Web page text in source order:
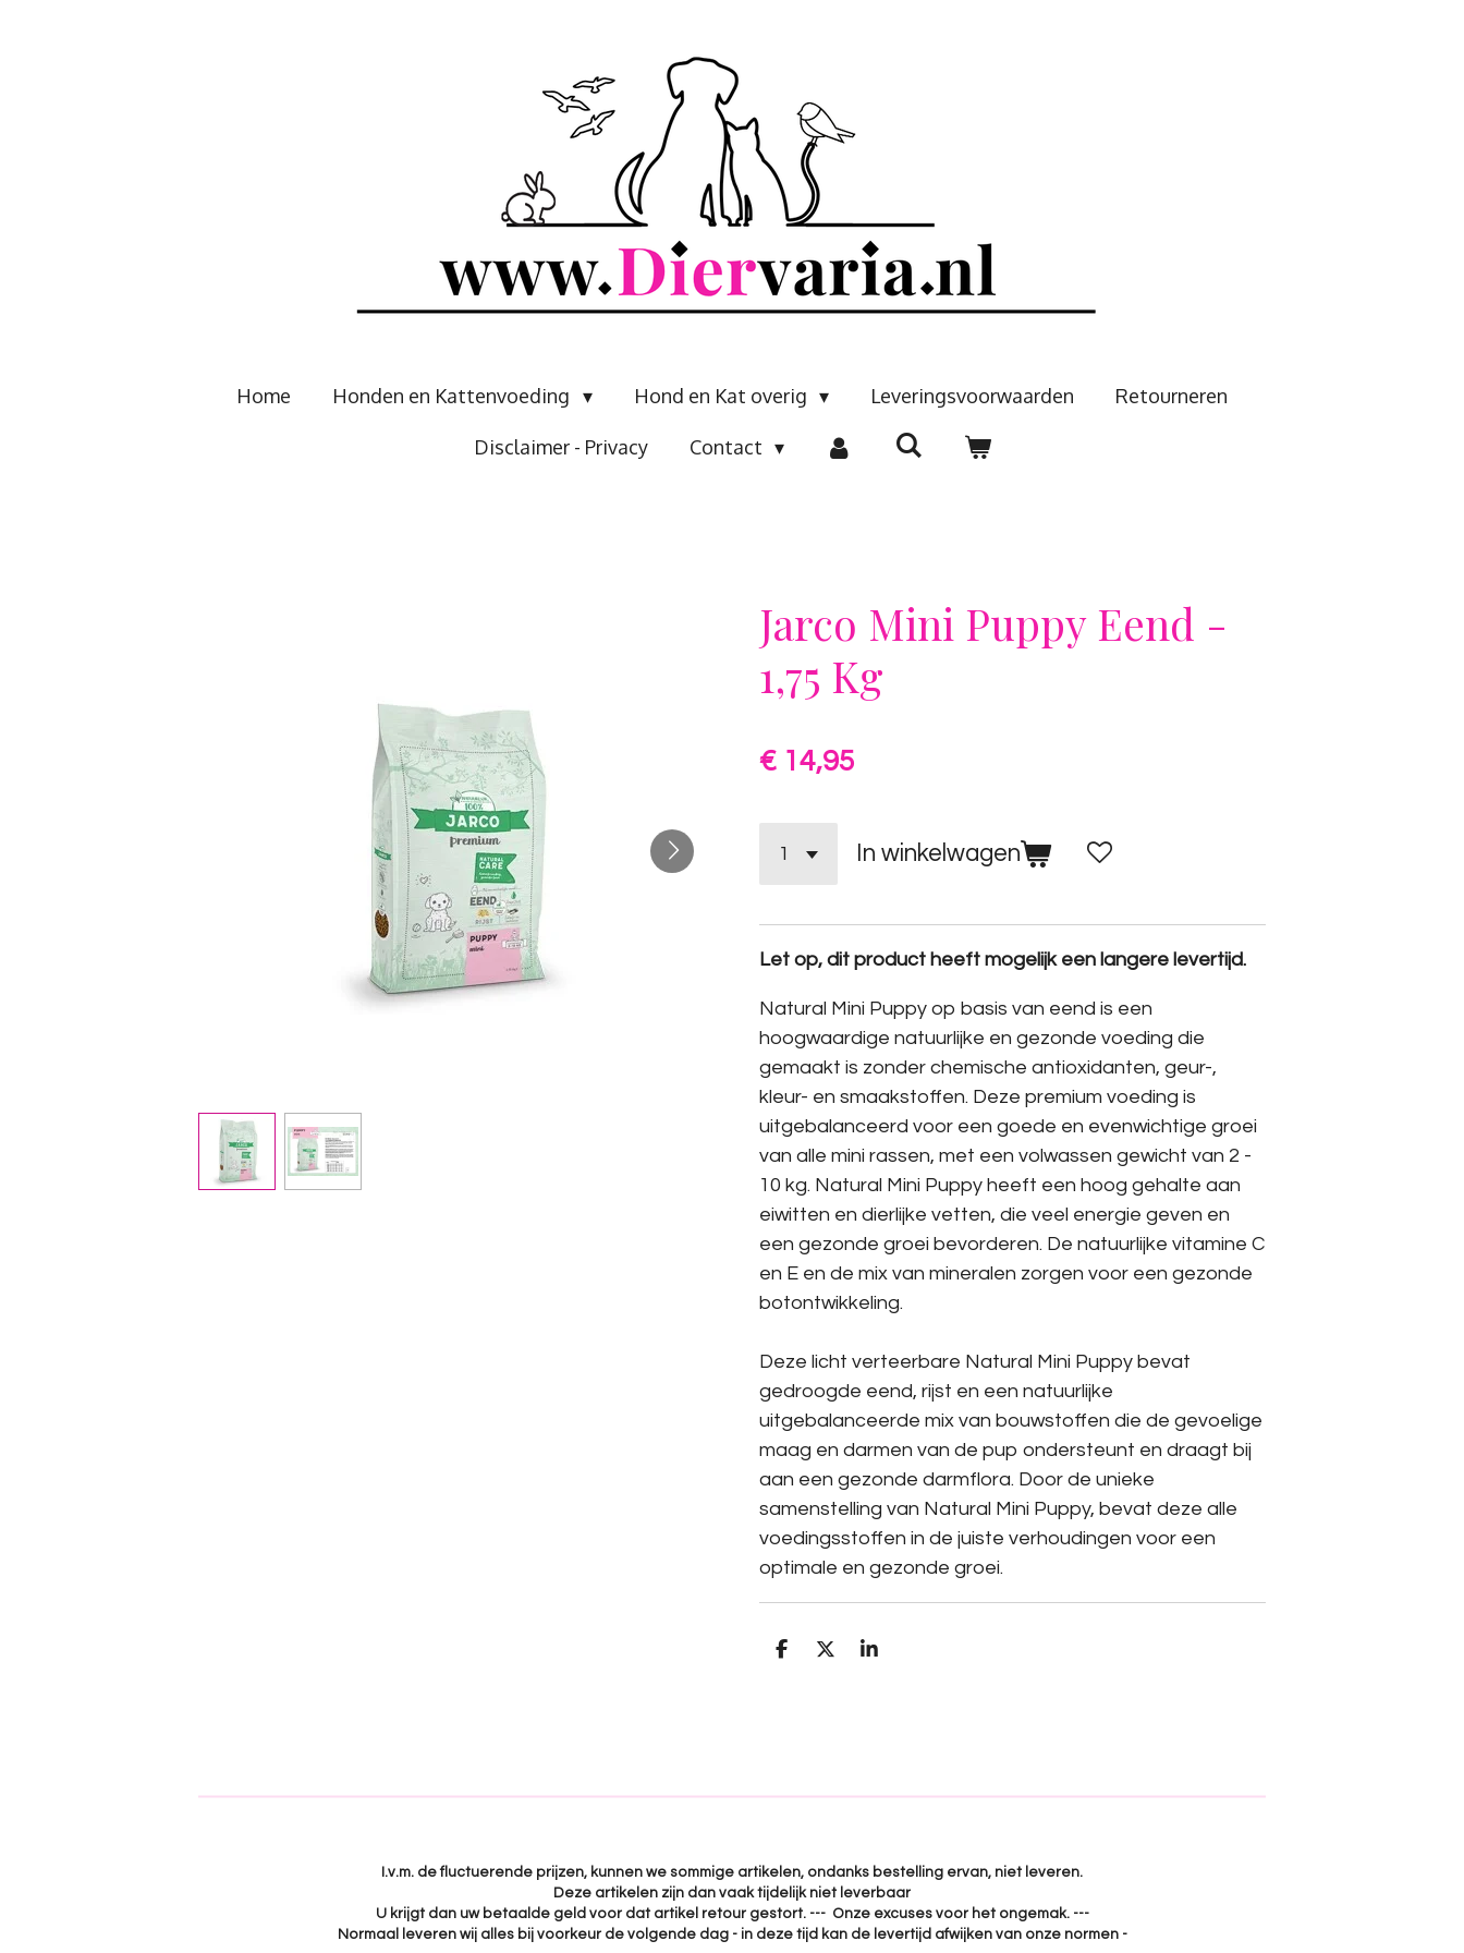
Home Honden en Kattenvoeding Hond en Kat overig Leveringsvoorwaarden Retourneren
Disclaimer - Privacy Contact
Jarco Mini Puppy Eend -
1,75 Kg
€ 14,95
In winkelwagen
Let op, dit product heeft mogelijk een langere levertijd.
Natural Mini Puppy op basis van eend is een
hoogwaardige natuurlijke en gezonde voeding die
gemaakt is zonder chemische antioxidanten, geur-,
kleur- en smaakstoffen. Deze premium voeding is
uitgebalanceerd voor een goede en evenwichtige groei
van alle mini rassen, met een volwassen gewicht van 2 -
10 kg. Natural Mini Puppy heeft een hoog gehalte aan
eiwitten en dierlijke vetten, die veel energie geven en
een gezonde groei bevorderen. De natuurlijke vitamine C
en E en de mix van mineralen zorgen voor een gezonde
botontwikkeling.
Deze licht verteerbare Natural Mini Puppy bevat
gedroogde eend, rijst en een natuurlijke
uitgebalanceerde mix van bouwstoffen die de gevoelige
maag en darmen van de pup ondersteunt en draagt bij
aan een gezonde darmflora. Door de unieke
samenstelling van Natural Mini Puppy, bevat deze alle
voedingsstoffen in de juiste verhoudingen voor een
optimale en gezonde groei.
D
D
S
I.v.m. de fluctuerende prijzen, kunnen we sommige artikelen, ondanks bestelling ervan, niet leveren.
Deze artikelen zijn dan vaak tijdelijk niet leverbaar
U krijgt dan uw betaalde geld voor dat artikel retour gestort. --- Onze excuses voor het ongemak. ---
Normaal leveren wij alles bij voorkeur de volgende dag - in deze tijd kan de levertijd afwijken van onze normen -